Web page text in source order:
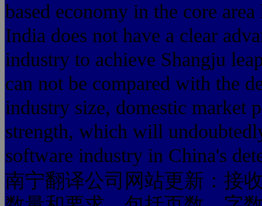
based economy in the core
India does not have a clear
industry to achieve Shangju
can not be compared with the
industry size, domestic market
strength, which will
software industry in China's
南宁翻译公司网站更新：接